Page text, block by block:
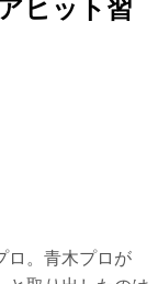
ヒット習
ロ。青木プロが